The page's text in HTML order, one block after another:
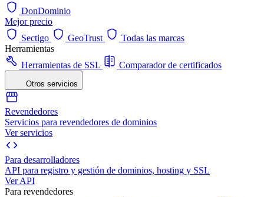
DonDominio
Mejor precio
Sectigo
GeoTrust
Todas las marcas
Herramientas
Herramientas de SSL
Comparador de certificados
Otros servicios
Revendedores
Servicios para revendedores de dominios
Ver servicios
Para desarrolladores
API para registro y gestión de dominios, hosting y SSL
Ver API
Para revendedores